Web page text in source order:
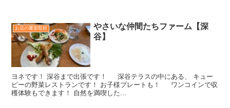
お店の覆面取材
やさいな仲間たちファーム【深
谷】
ヨネです！ 深谷まで出張です！ 深谷テラスの中にある、 キュー
ピーの野菜レストランです！ お子様プレートも！ ワンコインで収
穫体験もできます！ 自然を満喫した...